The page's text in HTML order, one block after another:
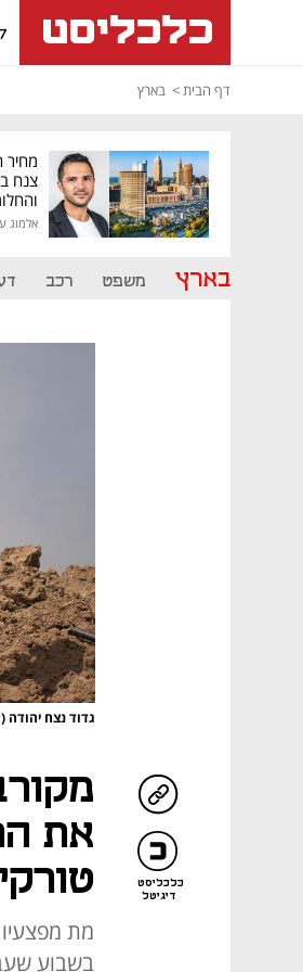
דף הבית בארץ
מחיר
אלמוג
בארץ משפט רכב
גדוד נצח יהודה
כלכליסט
דיגיטל
את
מת
בשבוע